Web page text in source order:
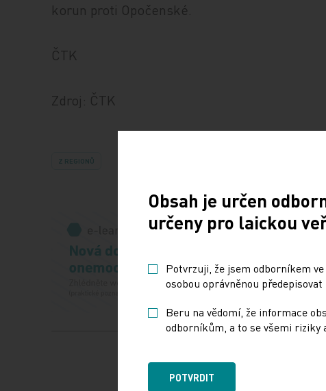
korun proti Opočenské.
ČTK
Zdroj: ČTK
Z REGIONŮ
Obsah je určen
určeny pro laickou
Potvrzuji, že jsem odborníkem
osobou oprávněnou
Beru na vědomí, že informace
odborníkům, a to se všemi riziky
POTVRDIT